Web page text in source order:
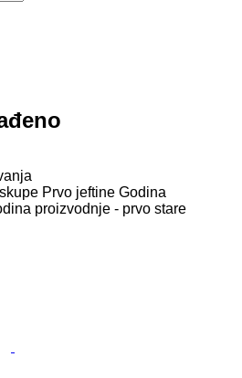
Prvo jeftine Godina
proizvodnje - prvo stare